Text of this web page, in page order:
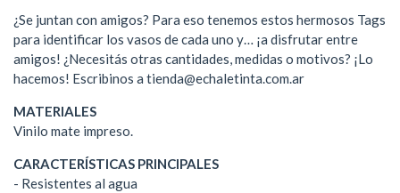
¿Se juntan con amigos? Para eso tenemos estos hermosos Tags
para identificar los vasos de cada uno y… ¡a disfrutar entre
amigos! ¿Necesitás otras cantidades, medidas o motivos? ¡Lo
hacemos! Escribinos a tienda@echaletinta.com.ar
MATERIALES
Vinilo mate impreso.
CARACTERÍSTICAS PRINCIPALES
- Resistentes al agua